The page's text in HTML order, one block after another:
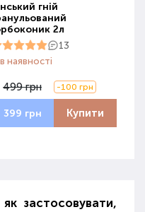
гній
2л
13
наявності
499 грн -100 грн
399 грн Купити
застосовувати,